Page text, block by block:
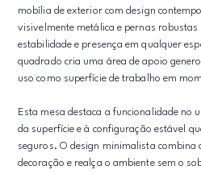
mobília de exterior com design
visivelmente metálica e pernas
estabilidade e presença em qualquer
quadrado cria uma área de apoio
uso como superfície de trabalho em
Esta mesa destaca a funcionalidade no
da superfície e à configuração estável
seguros. O design minimalista combina
decoração e realça o ambiente sem o